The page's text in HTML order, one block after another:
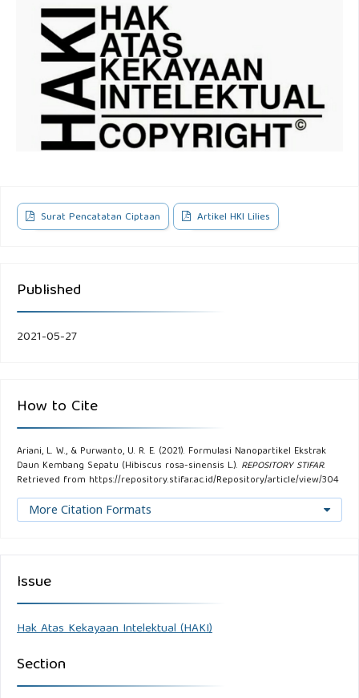
Surat Pencatatan Ciptaan Artikel HKI Lilies
Published
2021-05-27
How to Cite
Ariani, L. W., & Purwanto, U. R. E. (2021). Formulasi Nanopartikel Ekstrak
Daun Kembang Sepatu (Hibiscus rosa-sinensis L.). REPOSITORY STIFAR.
Retrieved from https://repository.stifar.ac.id/Repository/article/view/304
More Citation Formats
Issue
Hak Atas Kekayaan Intelektual (HAKI)
Section